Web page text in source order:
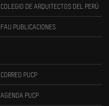
COLEGIO DE ARQUITECTOS DEL PERÚ
FAU PUBLICACIONES
CORREO PUCP
AGENDA PUCP